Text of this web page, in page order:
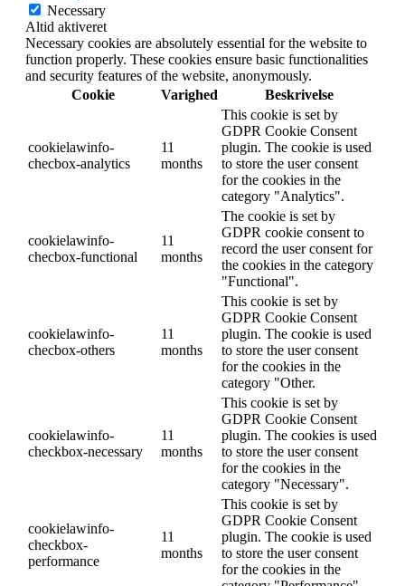
Necessary
Altid aktiveret
Necessary cookies are absolutely essential for the website to
function properly. These cookies ensure basic functionalities
and security features of the website, anonymously.
Cookie
Varighed Beskrivelse
cookielawinfo-
checbox-analytics
11
months
This cookie is set by
GDPR Cookie Consent
plugin. The cookie is used
to store the user consent
for the cookies in the
category "Analytics".
cookielawinfo-
checbox-functional
11
months
The cookie is set by
GDPR cookie consent to
record the user consent for
the cookies in the category
"Functional".
cookielawinfo-
checbox-others
11
months
This cookie is set by
GDPR Cookie Consent
plugin. The cookie is used
to store the user consent
for the cookies in the
category "Other.
cookielawinfo-
checkbox-necessary
11
months
This cookie is set by
GDPR Cookie Consent
plugin. The cookies is used
to store the user consent
for the cookies in the
category "Necessary".
cookielawinfo-
checkbox-
performance
11
months
This cookie is set by
GDPR Cookie Consent
plugin. The cookie is used
to store the user consent
for the cookies in the